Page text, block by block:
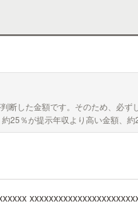
した金額です。そのため、必
25％が提示年収より高い金額、